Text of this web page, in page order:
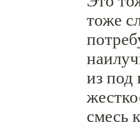
тоже
из под
смесь